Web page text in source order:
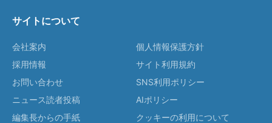
サイトについて
会社案内
採用情報
お問い合わせ
ニュース読者投稿
編集長からの手紙
個人情報保護方針
サイト利用規約
SNS利用ポリシー
AIポリシー
クッキーの利用について